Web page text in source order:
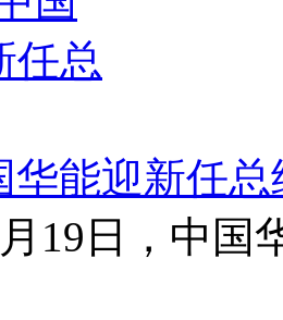
华能迎新任
19日，中国